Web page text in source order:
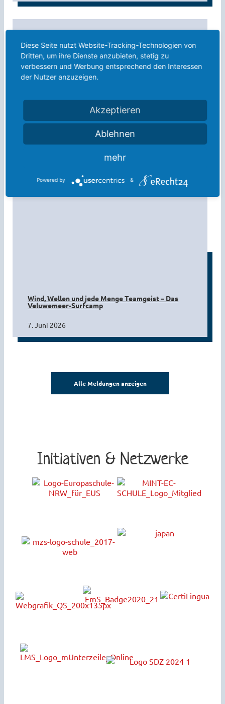
Stolperstein-Putzaktion zum Geburtstag von
Wind, Wellen und jede Menge Teamgeist – Das
Veluwemeer-Surfcamp
7. Juni 2026
Alle Meldungen anzeigen
Initiativen & Netzwerke
Diese Seite nutzt Website-Tracking-Technologien von
Dritten, um ihre Dienste anzubieten, stetig zu
verbessern und Werbung entsprechend den Interessen
der Nutzer anzuzeigen.
Akzeptieren
Ablehnen
mehr
Powered by &